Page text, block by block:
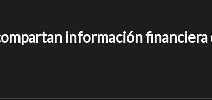
información financiera